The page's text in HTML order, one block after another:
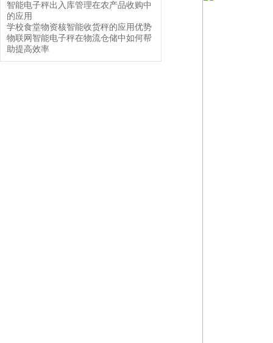
智能电子秤出入库管理在农产品收购中
的应用
学校食堂物资核智能收货秤的应用优势
物联网智能电子秤在物流仓储中如何帮
助提高效率